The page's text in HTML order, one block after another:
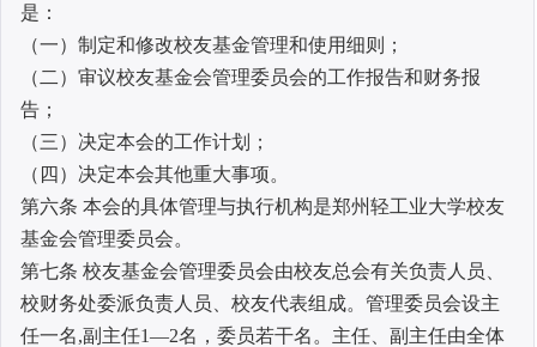
是：
（一）制定和修改校友基金管理和使用细则；
（二）审议校友基金会管理委员会的工作报告和财务报
告；
（三）决定本会的工作计划；
（四）决定本会其他重大事项。
第六条 本会的具体管理与执行机构是郑州轻工业大学校友
基金会管理委员会。
第七条 校友基金会管理委员会由校友总会有关负责人员、
校财务处委派负责人员、校友代表组成。管理委员会设主
任一名,副主任1―2名，委员若干名。主任、副主任由全体